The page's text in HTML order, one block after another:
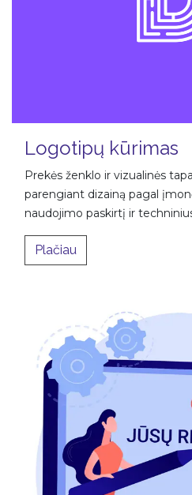
Logotipų kūrimas
Prekės ženklo ir vizualinės
parengiant dizainą pagal
naudojimo paskirtį ir
​Plačiau